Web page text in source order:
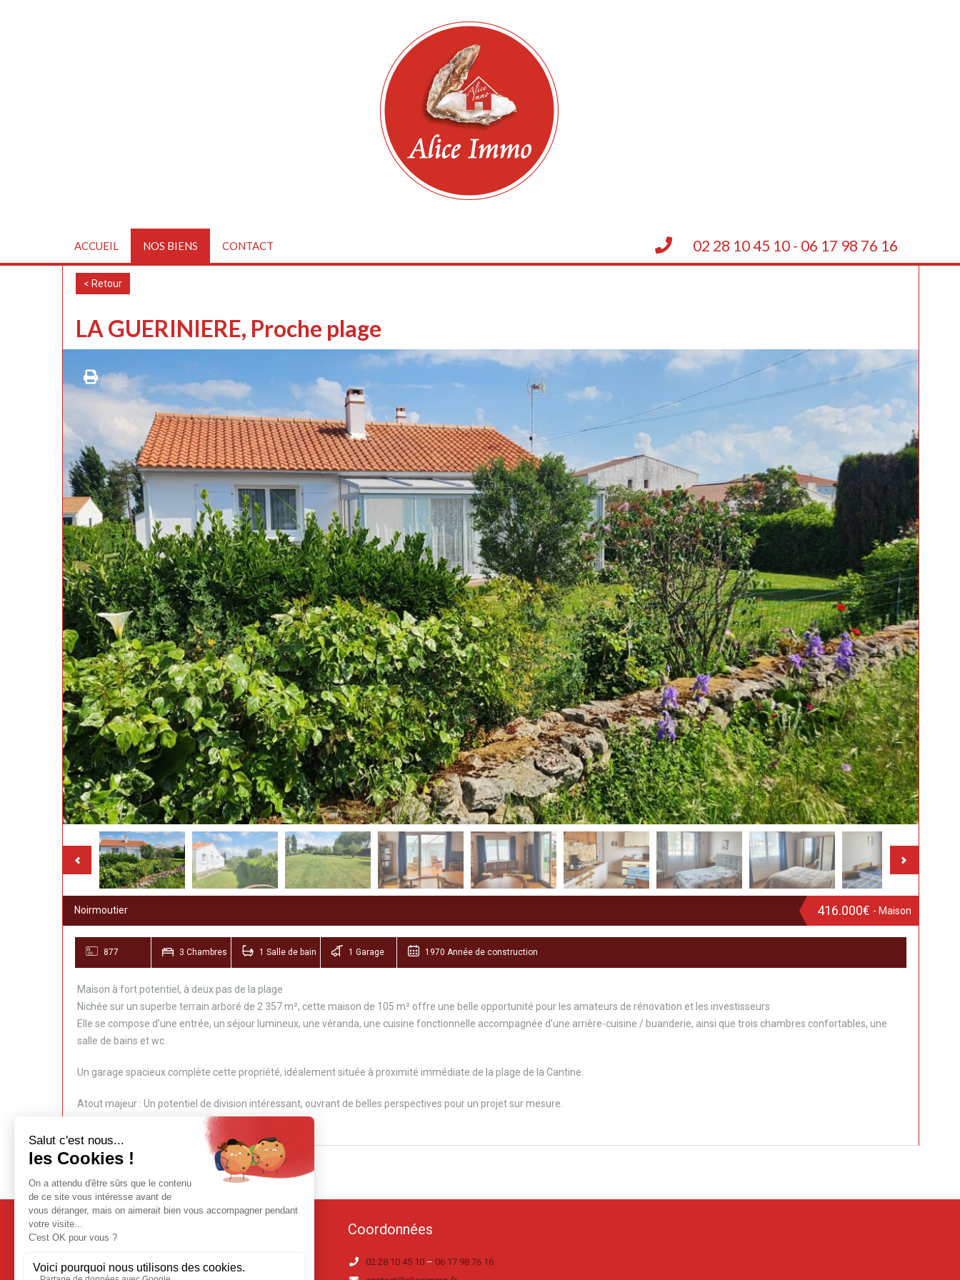
ACCUEIL NOS BIENS CONTACT 02 28 10 45 10 - 06 17 98 76 16
< Retour
LA GUERINIERE, Proche plage
Noirmoutier 416.000€ - Maison
877 3 Chambres 1 Salle de bain 1 Garage 1970 Année de construction
Maison à fort potentiel, à deux pas de la plage
Nichée sur un superbe terrain arboré de 2 357 m², cette maison de 105 m² offre une belle opportunité pour les amateurs de rénovation et les investisseurs.
Elle se compose d’une entrée, un séjour lumineux, une véranda, une cuisine fonctionnelle accompagnée d’une arrière-cuisine / buanderie, ainsi que trois chambres confortables, une
salle de bains et wc.
Un garage spacieux complète cette propriété, idéalement située à proximité immédiate de la plage de la Cantine.
Atout majeur : Un potentiel de division intéressant, ouvrant de belles perspectives pour un projet sur mesure.
Plan du site
Accueil
Coordonnées
02 28 10 45 10 – 06 17 98 76 16